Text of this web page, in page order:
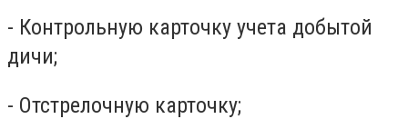
- Контрольную карточку учета добытой
дичи;
- Отстрелочную карточку;